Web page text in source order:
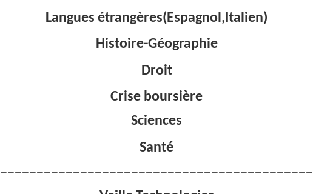
Langues étrangères(Espagnol,Italien)
Histoire-Géographie
Droit
Crise boursière
Sciences
Santé
———————————————————————————————————————————